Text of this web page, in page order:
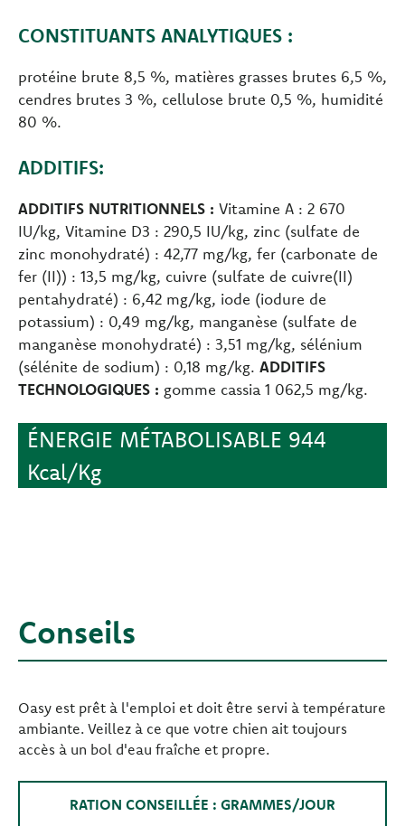
CONSTITUANTS ANALYTIQUES :
protéine brute 8,5 %, matières grasses brutes 6,5 %,
cendres brutes 3 %, cellulose brute 0,5 %, humidité
80 %.
ADDITIFS:
ADDITIFS NUTRITIONNELS : Vitamine A : 2 670
IU/kg, Vitamine D3 : 290,5 IU/kg, zinc (sulfate de
zinc monohydraté) : 42,77 mg/kg, fer (carbonate de
fer (II)) : 13,5 mg/kg, cuivre (sulfate de cuivre(II)
pentahydraté) : 6,42 mg/kg, iode (iodure de
potassium) : 0,49 mg/kg, manganèse (sulfate de
manganèse monohydraté) : 3,51 mg/kg, sélénium
(sélénite de sodium) : 0,18 mg/kg. ADDITIFS
TECHNOLOGIQUES : gomme cassia 1 062,5 mg/kg.
ÉNERGIE MÉTABOLISABLE 944
Kcal/Kg
Conseils
Oasy est prêt à l'emploi et doit être servi à température
ambiante. Veillez à ce que votre chien ait toujours
accès à un bol d'eau fraîche et propre.
RATION CONSEILLÉE : GRAMMES/JOUR